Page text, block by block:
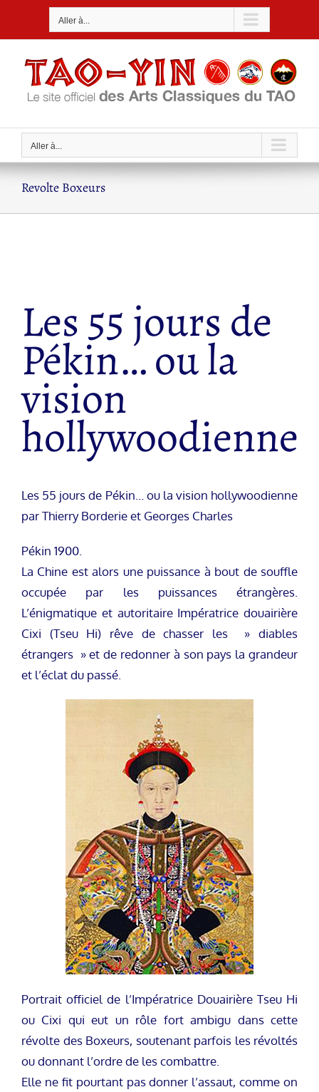
Aller à...
Aller à...
Revolte Boxeurs
Les 55 jours de
Pékin… ou la
vision
hollywoodienne
Les 55 jours de Pékin… ou la vision hollywoodienne
par Thierry Borderie et Georges Charles
Pékin 1900.
La Chine est alors une puissance à bout de souffle
occupée par les puissances étrangères.
L’énigmatique et autoritaire Impératrice douairière
Cixi (Tseu Hi) rêve de chasser les » diables
étrangers » et de redonner à son pays la grandeur
et l’éclat du passé.
Portrait officiel de l’Impératrice Douairière Tseu Hi
ou Cixi qui eut un rôle fort ambigu dans cette
révolte des Boxeurs, soutenant parfois les révoltés
ou donnant l’ordre de les combattre.
Elle ne fit pourtant pas donner l’assaut, comme on